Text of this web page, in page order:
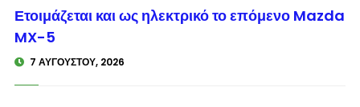
© enkinisi.gr
Ετοιμάζεται και ως ηλεκτρικό το επόμενο Mazda
MX-5
7 ΑΥΓΟΎΣΤΟΥ, 2026